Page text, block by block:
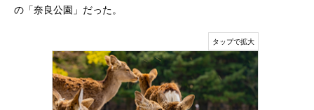
の「奈良公園」だった。